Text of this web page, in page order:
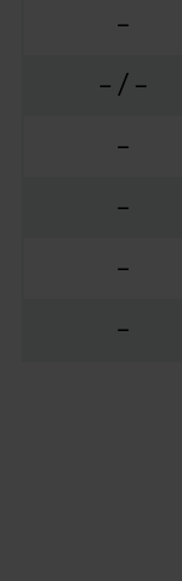
–
– / –
–
–
–
–